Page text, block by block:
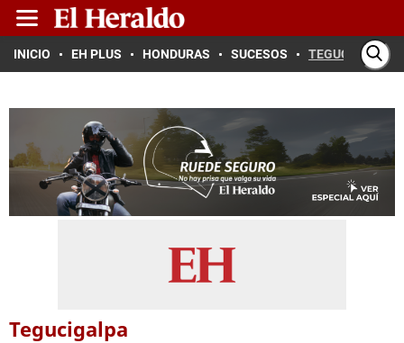
INICIO EH PLUS HONDURAS SUCESOS TEGUCIGALPA
Tegucigalpa